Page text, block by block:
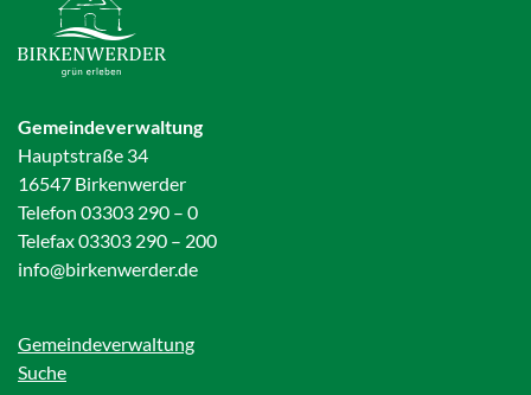
Gemeindeverwaltung
Hauptstraße 34
16547 Birkenwerder
Telefon 03303 290 – 0
Telefax 03303 290 – 200
info@birkenwerder.de
Gemeindeverwaltung
Suche